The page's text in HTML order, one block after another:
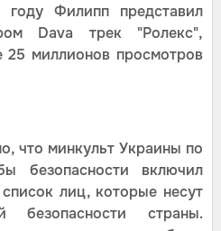
Филипп представил
Dava трек "Ролекс",
25 миллионов просмотров
что минкульт Украины по
безопасности включил
лиц, которые несут
безопасности страны.